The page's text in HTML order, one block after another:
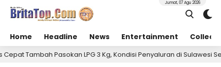
Home Headline News Entertainment
Jumat, 07 Agu 2026
Pasokan LPG 3 Kg, Kondisi Penyaluran di Sulawesi Selatan